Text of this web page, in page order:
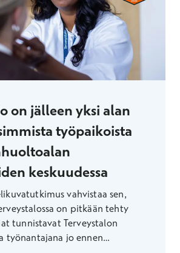
on jälleen yksi alan
työpaikoista
keskuudessa
vahvistaa sen,
on pitkään tehty
tunnistavat Terveystalon
työnantajana jo ennen